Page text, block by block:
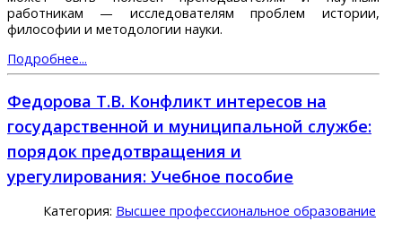
работникам — исследователям проблем истории,
философии и методологии науки.
Подробнее...
Федорова Т.В. Конфликт интересов на
государственной и муниципальной службе:
порядок предотвращения и
урегулирования: Учебное пособие
Категория: Высшее профессиональное образование